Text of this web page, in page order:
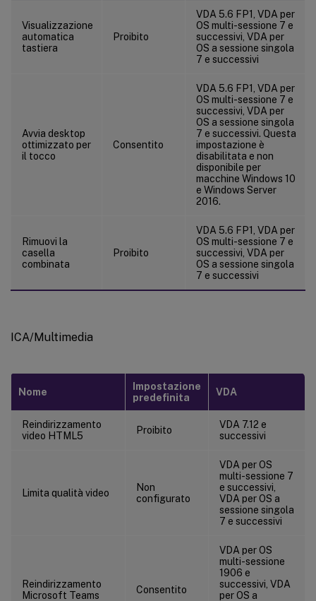
Visualizzazione
automatica
tastiera
Proibito
VDA 5.6 FP1, VDA per
OS multi-sessione 7 e
successivi, VDA per
OS a sessione singola
7 e successivi
Avvia desktop
ottimizzato per
il tocco
Consentito
VDA 5.6 FP1, VDA per
OS multi-sessione 7 e
successivi, VDA per
OS a sessione singola
7 e successivi. Questa
impostazione è
disabilitata e non
disponibile per
macchine Windows 10
e Windows Server
2016.
Rimuovi la
casella
combinata
Proibito
VDA 5.6 FP1, VDA per
OS multi-sessione 7 e
successivi, VDA per
OS a sessione singola
7 e successivi
ICA/Multimedia
Nome
Impostazione
predefinita
VDA
Reindirizzamento
video HTML5
Proibito
VDA 7.12 e
successivi
Limita qualità video
Non
configurato
VDA per OS
multi-sessione 7
e successivi,
VDA per OS a
sessione singola
7 e successivi
Reindirizzamento
Microsoft Teams
Consentito
VDA per OS
multi-sessione
1906 e
successivi, VDA
per OS a